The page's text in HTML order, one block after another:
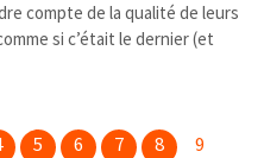
compte de la qualité de leurs
si c’était le dernier (et
5 6 7 8
9